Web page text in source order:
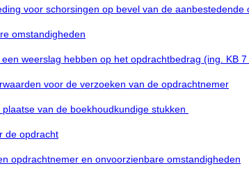
voor schorsingen op bevel van de aanbestedende
omstandigheden
weerslag hebben op het opdrachtbedrag (ing. KB
voor de verzoeken van de opdrachtnemer
plaatse van de boekhoudkundige stukken
de opdracht
opdrachtnemer en onvoorzienbare omstandigheden